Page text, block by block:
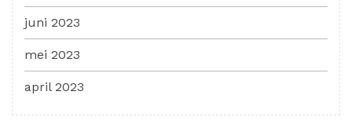
juni 2023
mei 2023
april 2023